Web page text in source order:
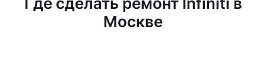
Москве